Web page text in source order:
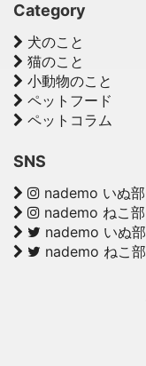
Category
犬のこと
猫のこと
小動物のこと
ペットフード
ペットコラム
SNS
nademo いぬ部
nademo ねこ部
nademo いぬ部
nademo ねこ部